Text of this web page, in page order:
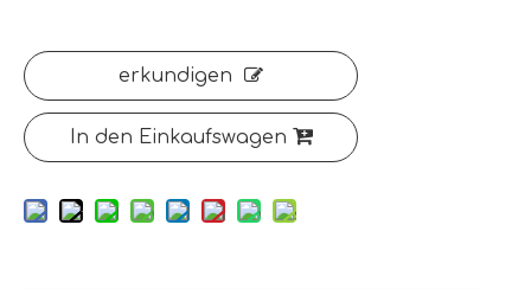
erkundigen
In den Einkaufswagen